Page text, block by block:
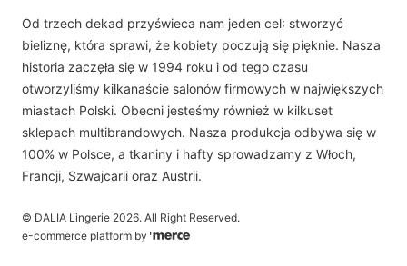
Email
sklep(at)dalia.pl
Nasz zespół obsługi klienta jest do Państwa dyspozycji w dni robocze w
godzinach 8.00 - 16.00
Od trzech dekad przyświeca nam jeden cel: stworzyć
bieliznę, która sprawi, że kobiety poczują się pięknie. Nasza
historia zaczęła się w 1994 roku i od tego czasu
otworzyliśmy kilkanaście salonów firmowych w największych
miastach Polski. Obecni jesteśmy również w kilkuset
sklepach multibrandowych. Nasza produkcja odbywa się w
100% w Polsce, a tkaniny i hafty sprowadzamy z Włoch,
Francji, Szwajcarii oraz Austrii.
© DALIA Lingerie 2026. All Right Reserved.
e-commerce platform by